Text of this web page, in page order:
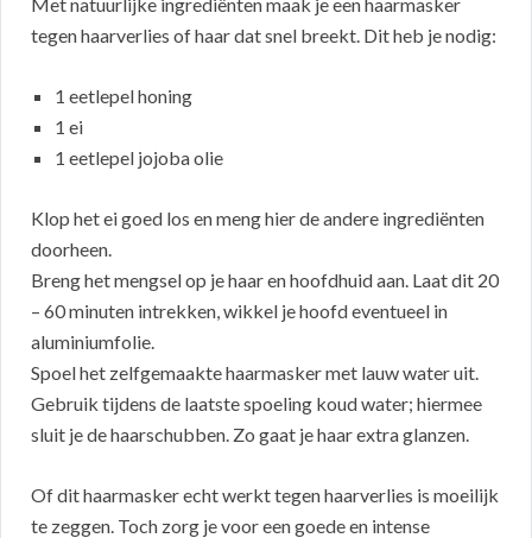
tegen haarverlies of haar dat snel breekt. Dit heb je nodig:
1 eetlepel honing
1 ei
1 eetlepel jojoba olie
Klop het ei goed los en meng hier de andere ingrediënten
doorheen.
Breng het mengsel op je haar en hoofdhuid aan. Laat dit 20
– 60 minuten intrekken, wikkel je hoofd eventueel in
aluminiumfolie.
Spoel het zelfgemaakte haarmasker met lauw water uit.
Gebruik tijdens de laatste spoeling koud water; hiermee
sluit je de haarschubben. Zo gaat je haar extra glanzen.
Of dit haarmasker echt werkt tegen haarverlies is moeilijk
te zeggen. Toch zorg je voor een goede en intense